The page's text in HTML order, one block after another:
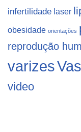
infertilidade laser
obesidade orientações
reprodução
varizes
video